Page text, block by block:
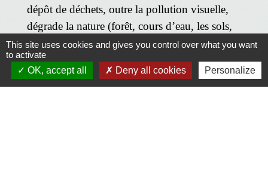
dépôt de déchets, outre la pollution visuelle,
dégrade la nature (forêt, cours d’eau, les sols,
les nappes phréatiques…). La déchetterie de
Rougemont, service gratuit, vous permet
d’évacuer tout type de déchets.
This site uses cookies and gives you control over what you want
to activate
OK, accept all
Deny all cookies Personalize